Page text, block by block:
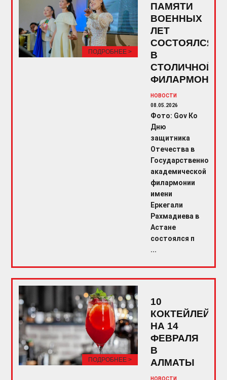
ПОДРОБНЕЕ >
ПАМЯТИ
ВОЕННЫХ
ЛЕТ
СОСТОЯЛСЯ
В
СТОЛИЧНОЙ
ФИЛАРМОНИИ
НОВОСТИ
08.05.2026
Фото: Gov Ко
Дню
защитника
Отечества в
Государственной
академической
филармонии
имени
Еркегали
Рахмадиева в
Астане
состоялся п
...
ПОДРОБНЕЕ >
10
КОКТЕЙЛЕЙ
НА 14
ФЕВРАЛЯ
В
АЛМАТЫ
НОВОСТИ